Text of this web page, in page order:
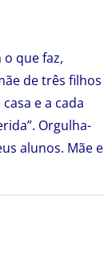
que faz,
de três filhos
e a cada
Orgulha-
alunos. Mãe e